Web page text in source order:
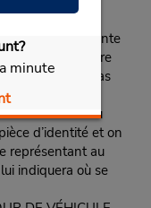
minute
la file d’attente
ou encore
s’il n’existe pas
du service
vous rendre au
d’identité et on
représentant au
indiquera où se